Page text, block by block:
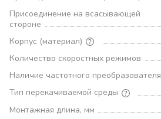
Присоединение на всасывающей
стороне
Корпус (материал)
Количество скоростных режимов
Наличие частотного преобразователя
Тип перекачиваемой среды
Монтажная длина, мм